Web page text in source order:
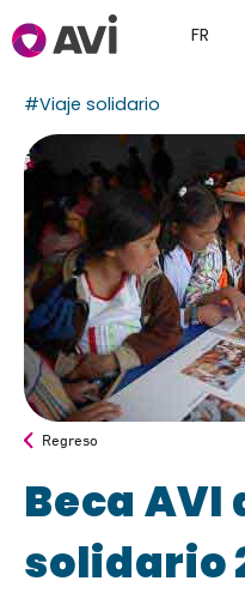
FR
#Viaje solidario
Regreso
Beca
solidario